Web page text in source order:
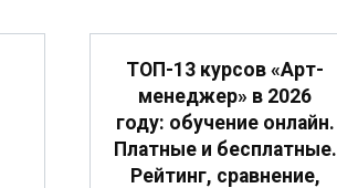
ТОП-13 курсов «Арт-
менеджер» в 2026
году: обучение онлайн.
Платные и бесплатные.
Рейтинг, сравнение,